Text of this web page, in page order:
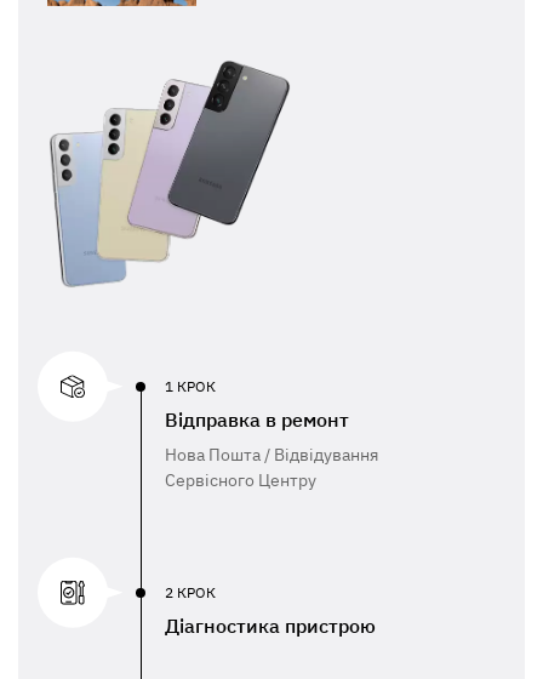
1 КРОК
Відправка в ремонт
Нова Пошта / Відвідування
Сервісного Центру
2 КРОК
Діагностика пристрою